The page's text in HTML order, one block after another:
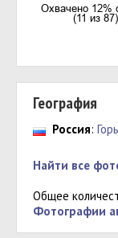
География
Россия:
Найти все
Общее
Фотографии